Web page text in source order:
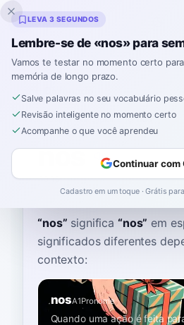
Inklingo
Início›Espanhol›Dicionário›nos
nos
nohs nos
“nos” significa “nos” em
significados diferentes
contexto:
nosA1Pronome
Quando uma ação é feita
LEVA 3 SEGUNDOS
Lembre-se de «nos» para
Vamos te testar no momento certo
memória de longo prazo.
Salve palavras no seu vocabulário
Revisão inteligente no momento certo
Acompanhe o que você aprendeu
Continuar com
Cadastro em um toque · Grátis